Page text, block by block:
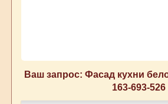
Ваш запрос: Фасад кухни
163-693-526